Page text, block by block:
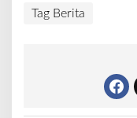
Tag Berita